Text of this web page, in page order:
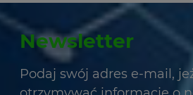
Newsletter
Podaj swój adres e-mail,